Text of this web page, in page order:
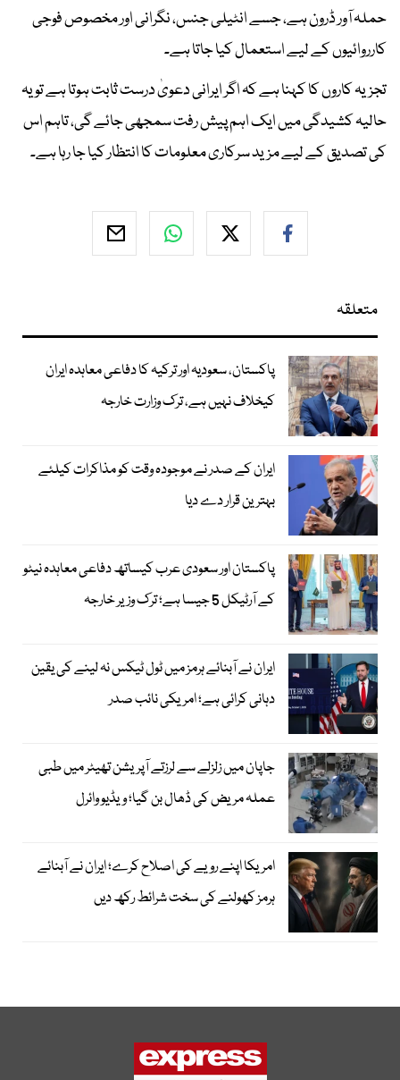
حملہ آور ڈرون ہے، جسے انٹیلی جنس، نگرانی اور مخصوص فوجی
کارروائیوں کے لیے استعمال کیا جاتا ہے۔
تجزیہ کاروں کا کہنا ہے کہ اگر ایرانی دعویٰ درست ثابت ہوتا ہے تو یہ
حالیہ کشیدگی میں ایک اہم پیش رفت سمجھی جائے گی، تاہم اس
کی تصدیق کے لیے مزید سرکاری معلومات کا انتظار کیا جا رہا ہے۔
متعلقہ
پاکستان، سعودیہ اور ترکیہ کا دفاعی معاہدہ ایران
کیخلاف نہیں ہے، ترک وزارت خارجہ
ایران کے صدر نے موجودہ وقت کو مذاکرات کیلئے
بہترین قرار دے دیا
پاکستان اور سعودی عرب کیساتھ دفاعی معاہدہ نیٹو
کے آرٹیکل 5 جیسا ہے؛ ترک وزیر خارجہ
ایران نے آبنائے ہرمز میں ٹول ٹیکس نہ لینے کی یقین
دہانی کرائی ہے؛ امریکی نائب صدر
جاپان میں زلزلے سے لرزتے آپریشن تھیٹر میں طبی
عملہ مریض کی ڈھال بن گیا؛ ویڈیو وائرل
امریکا اپنے رویے کی اصلاح کرے؛ ایران نے آبنائے
ہرمز کھولنے کی سخت شرائط رکھ دیں